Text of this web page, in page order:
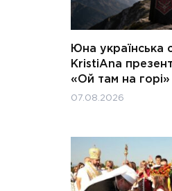
Юна українська
KristiAna
«Ой там на горі»
07.08.2026